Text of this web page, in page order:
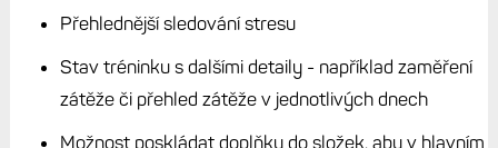
Přehlednější sledování stresu
Stav tréninku s dalšími detaily - například zaměření
zátěže či přehled zátěže v jednotlivých dnech
Možnost poskládat doplňky do složek, aby v hlavním